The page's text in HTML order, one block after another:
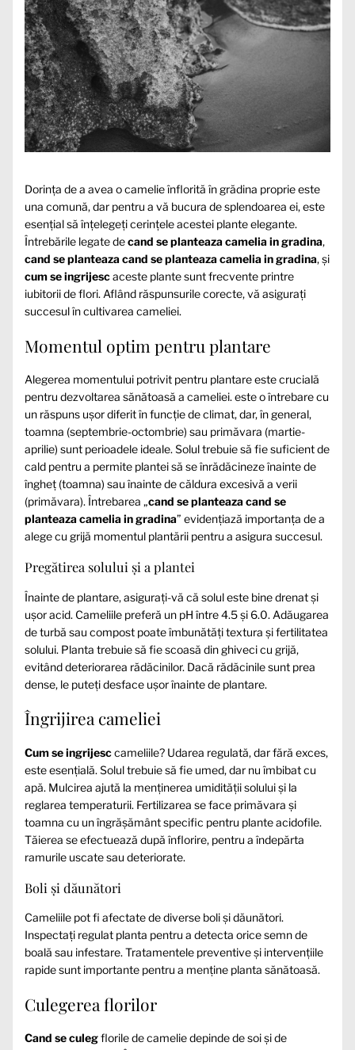
Dorința de a avea o camelie înflorită în grădina proprie este
una comună, dar pentru a vă bucura de splendoarea ei, este
esențial să înțelegeți cerințele acestei plante elegante.
Întrebările legate decand se planteaza camelia in gradina,
cand se planteaza cand se planteaza camelia in gradina, și
cum se ingrijescaceste plante sunt frecvente printre
iubitorii de flori. Aflând răspunsurile corecte, vă asigurați
succesul în cultivarea cameliei.
Momentul optim pentru plantare
Alegerea momentului potrivit pentru plantare este crucială
pentru dezvoltarea sănătoasă a cameliei. este o întrebare cu
un răspuns ușor diferit în funcție de climat, dar, în general,
toamna (septembrie-octombrie) sau primăvara (martie-
aprilie) sunt perioadele ideale. Solul trebuie să fie suficient de
cald pentru a permite plantei să se înrădăcineze înainte de
îngheț (toamna) sau înainte de căldura excesivă a verii
(primăvara). Întrebarea „cand se planteaza cand se
planteaza camelia in gradina” evidențiază importanța de a
alege cu grijă momentul plantării pentru a asigura succesul.
Pregătirea solului și a plantei
Înainte de plantare, asigurați-vă că solul este bine drenat și
ușor acid. Cameliile preferă un pH între 4.5 și 6.0. Adăugarea
de turbă sau compost poate îmbunătăți textura și fertilitatea
solului. Planta trebuie să fie scoasă din ghiveci cu grijă,
evitând deteriorarea rădăcinilor. Dacă rădăcinile sunt prea
dense, le puteți desface ușor înainte de plantare.
Îngrijirea cameliei
Cum se ingrijesccameliile? Udarea regulată, dar fără exces,
este esențială. Solul trebuie să fie umed, dar nu îmbibat cu
apă. Mulcirea ajută la menținerea umidității solului și la
reglarea temperaturii. Fertilizarea se face primăvara și
toamna cu un îngrășământ specific pentru plante acidofile.
Tăierea se efectuează după înflorire, pentru a îndepărta
ramurile uscate sau deteriorate.
Boli și dăunători
Cameliile pot fi afectate de diverse boli și dăunători.
Inspectați regulat planta pentru a detecta orice semn de
boală sau infestare. Tratamentele preventive și intervențiile
rapide sunt importante pentru a menține planta sănătoasă.
Culegerea florilor
Cand se culegflorile de camelie depinde de soi și de